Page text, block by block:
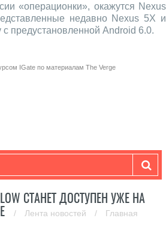
«операционки», окажутся Nexus
недавно Nexus 5X и
с предустановленной Android 6.0.
IGate по материалам The Verge
СТАНЕТ ДОСТУПЕН УЖЕ НА
/ Лента новостей / Главная